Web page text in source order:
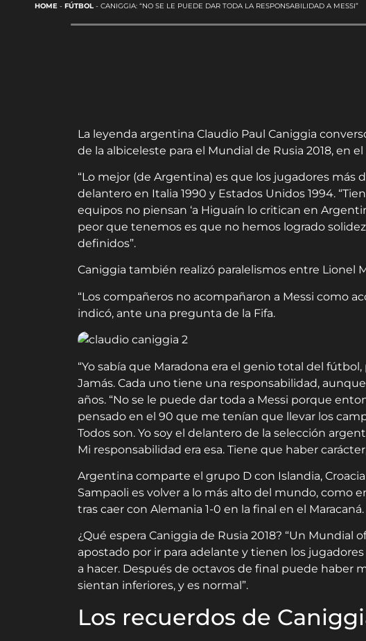
HOME- FÚTBOL- CANIGGIA: “NO SE LE PUEDE DAR TODA LA RESPONSABILIDAD A MESSI”
La leyenda argentina Claudio Paul Caniggia
de la albiceleste para el Mundial de Rusia 2018, en
“Lo mejor (de Argentina) es que los jugadores más
delantero en Italia 1990 y Estados Unidos 1994.
equipos no piensan ‘a Higuaín lo critican en
peor que tenemos es que no hemos logrado
definidos”.
Caniggia también realizó paralelismos entre Lionel
“Los compañeros no acompañaron a Messi como
indicó, ante una pregunta de la Fifa.
“Yo sabía que Maradona era el genio total del
Jamás. Cada uno tiene una responsabilidad,
años. “No se le puede dar toda a Messi porque
pensado en el 90 que me tenían que llevar los
Todos son. Yo soy el delantero de la selección
Mi responsabilidad era esa. Tiene que haber
Argentina comparte el grupo D con Islandia,
Sampaoli es volver a lo más alto del mundo, como
tras caer con Alemania 1-0 en la final en el Maracaná.
¿Qué espera Caniggia de Rusia 2018? “Un
apostado por ir para adelante y tienen los
a hacer. Después de octavos de final puede haber
sientan inferiores, y es normal”.
Los recuerdos de